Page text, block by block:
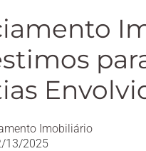
Imobiliário
13/2025